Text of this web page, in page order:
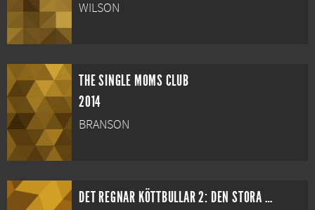
WILSON
THE SINGLE MOMS CLUB
2014
BRANSON
DET REGNAR KÖTTBULLAR 2: DEN STORA MATKAMPEN